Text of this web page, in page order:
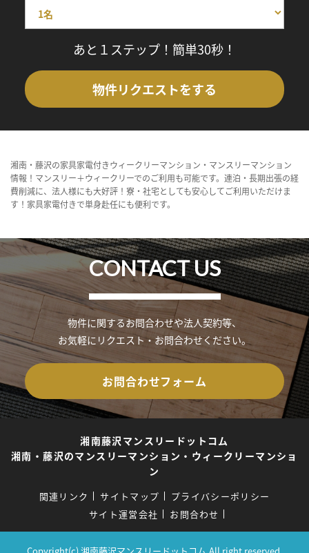
あと１ステップ！簡単30秒！
物件リクエストをする
湘南・藤沢の家具家電付きウィークリーマンション・マンスリーマンション
情報！マンスリー＋ウィークリーでのご利用も可能です。連泊・長期出張の経
費削減に、法人様にも大好評！寮・社宅としても安心してご利用いただけま
す！家具家電付きで単身赴任にも便利です。
CONTACT US
物件に関するお問合わせや法人契約等、
お気軽にリクエスト・お問合わせください。
お問合わせフォーム
湘南藤沢マンスリードットコム
湘南・藤沢のマンスリーマンション・ウィークリーマンショ
ン
関連リンク サイトマップ
プライバシーポリシー
サイト運営会社
お問合わせ